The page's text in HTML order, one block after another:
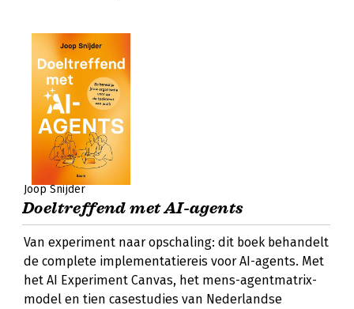
Joop Snijder
Doeltreffend met AI-agents
Van experiment naar opschaling: dit boek behandelt
de complete implementatiereis voor AI-agents. Met
het AI Experiment Canvas, het mens-agentmatrix-
model en tien casestudies van Nederlandse